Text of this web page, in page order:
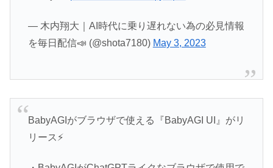
— 木内翔大｜AI時代に乗り遅れない為の必見情報
を毎日配信📣 (@shota7180) May 3, 2023
BabyAGIがブラウザで使える『BabyAGI UI』がリ
リース⚡️